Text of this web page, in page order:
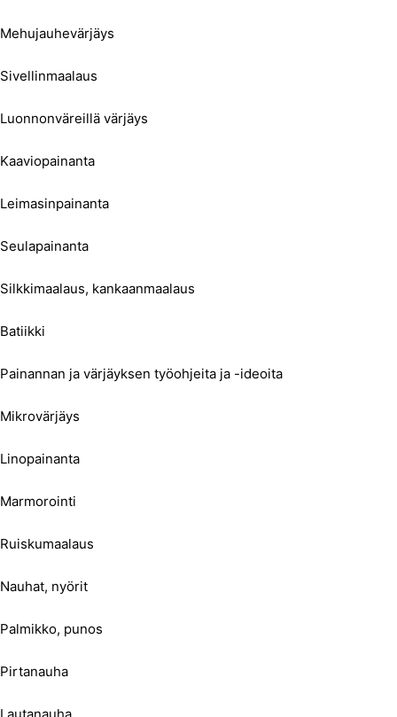
Mehujauhevärjäys
Sivellinmaalaus
Luonnonväreillä värjäys
Kaaviopainanta
Leimasinpainanta
Seulapainanta
Silkkimaalaus, kankaanmaalaus
Batiikki
Painannan ja värjäyksen työohjeita ja -ideoita
Mikrovärjäys
Linopainanta
Marmorointi
Ruiskumaalaus
Nauhat, nyörit
Palmikko, punos
Pirtanauha
Lautanauha